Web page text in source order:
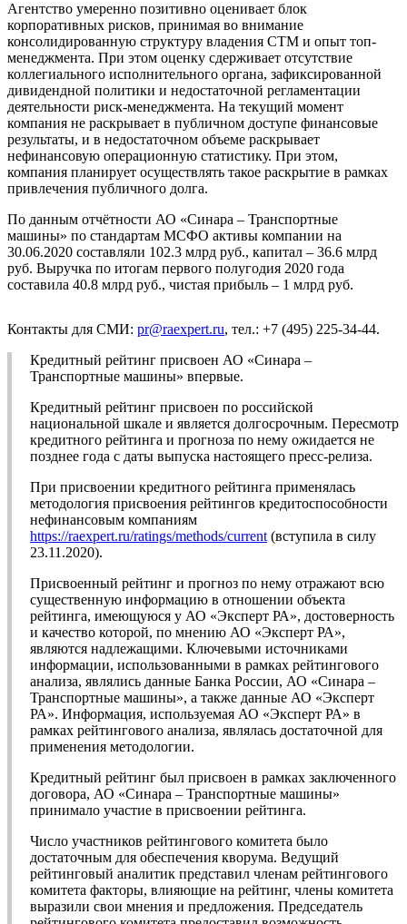
Агентство умеренно позитивно оценивает блок
корпоративных рисков, принимая во внимание
консолидированную структуру владения СТМ и опыт топ-
менеджмента. При этом оценку сдерживает отсутствие
коллегиального исполнительного органа, зафиксированной
дивидендной политики и недостаточной регламентации
деятельности риск-менеджмента. На текущий момент
компания не раскрывает в публичном доступе финансовые
результаты, и в недостаточном объеме раскрывает
нефинансовую операционную статистику. При этом,
компания планирует осуществлять такое раскрытие в рамках
привлечения публичного долга.
По данным отчётности АО «Синара – Транспортные
машины» по стандартам МСФО активы компании на
30.06.2020 составляли 102.3 млрд руб., капитал – 36.6 млрд
руб. Выручка по итогам первого полугодия 2020 года
составила 40.8 млрд руб., чистая прибыль – 1 млрд руб.
Контакты для СМИ: pr@raexpert.ru, тел.: +7 (495) 225-34-44.
Кредитный рейтинг присвоен АО «Синара –
Транспортные машины» впервые.
Кредитный рейтинг присвоен по российской
национальной шкале и является долгосрочным. Пересмотр
кредитного рейтинга и прогноза по нему ожидается не
позднее года с даты выпуска настоящего пресс-релиза.
При присвоении кредитного рейтинга применялась
методология присвоения рейтингов кредитоспособности
нефинансовым компаниям
https://raexpert.ru/ratings/methods/current (вступила в силу
23.11.2020).
Присвоенный рейтинг и прогноз по нему отражают всю
существенную информацию в отношении объекта
рейтинга, имеющуюся у АО «Эксперт РА», достоверность
и качество которой, по мнению АО «Эксперт РА»,
являются надлежащими. Ключевыми источниками
информации, использованными в рамках рейтингового
анализа, являлись данные Банка России, АО «Синара –
Транспортные машины», а также данные АО «Эксперт
РА». Информация, используемая АО «Эксперт РА» в
рамках рейтингового анализа, являлась достаточной для
применения методологии.
Кредитный рейтинг был присвоен в рамках заключенного
договора, АО «Синара – Транспортные машины»
принимало участие в присвоении рейтинга.
Число участников рейтингового комитета было
достаточным для обеспечения кворума. Ведущий
рейтинговый аналитик представил членам рейтингового
комитета факторы, влияющие на рейтинг, члены комитета
выразили свои мнения и предложения. Председатель